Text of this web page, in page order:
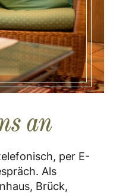
an
per E-
Als
Brück,